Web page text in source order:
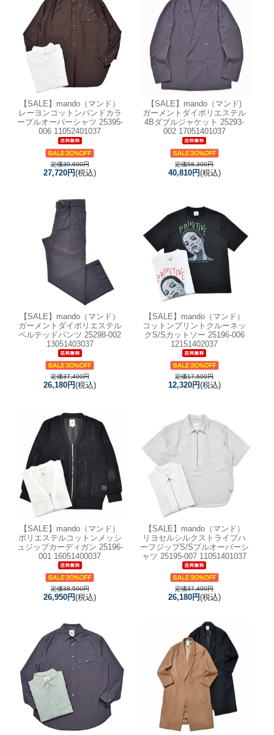
【SALE】 mando（マンド）
レーヨンコットンバンドカラ
ープルオーバーシャツ 25395-
006 11052401037
定価39,600円
27,720円(税込)
【SALE】 mando（マンド)
ガーメントダイポリエステル
4Bダブルジャケット 25293-
002 17051401037
定価58,300円
40,810円(税込)
【SALE】 mando（マンド）
ガーメントダイポリエステル
ベルテッドパンツ 25298-002
13051403037
定価37,400円
26,180円(税込)
【SALE】 mando（マンド）
コットンプリントクルーネッ
クS/Sカットソー 25196-006
12151402037
定価17,600円
12,320円(税込)
【SALE】 mando（マンド）
ポリエステルコットンメッシ
ュジップカーディガン 25196-
001 16051400037
定価38,500円
26,950円(税込)
【SALE】 mando（マンド）
リヨセルシルクストライプハ
ーフジップS/Sプルオーバーシ
ャツ 25195-007 11051401037
定価37,400円
26,180円(税込)